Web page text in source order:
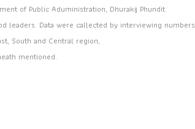
of Public Aduministration, Dhurakij Phundit
leaders. Data were callected by interviewing numbers
South and Central region,
mentioned.